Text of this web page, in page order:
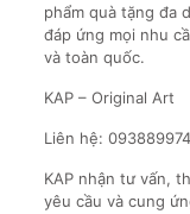
phẩm quà tặng đa
đáp ứng mọi nhu
và toàn quốc.
KAP – Original Art
Liên hệ:
KAP nhận tư vấn,
yêu cầu và cung